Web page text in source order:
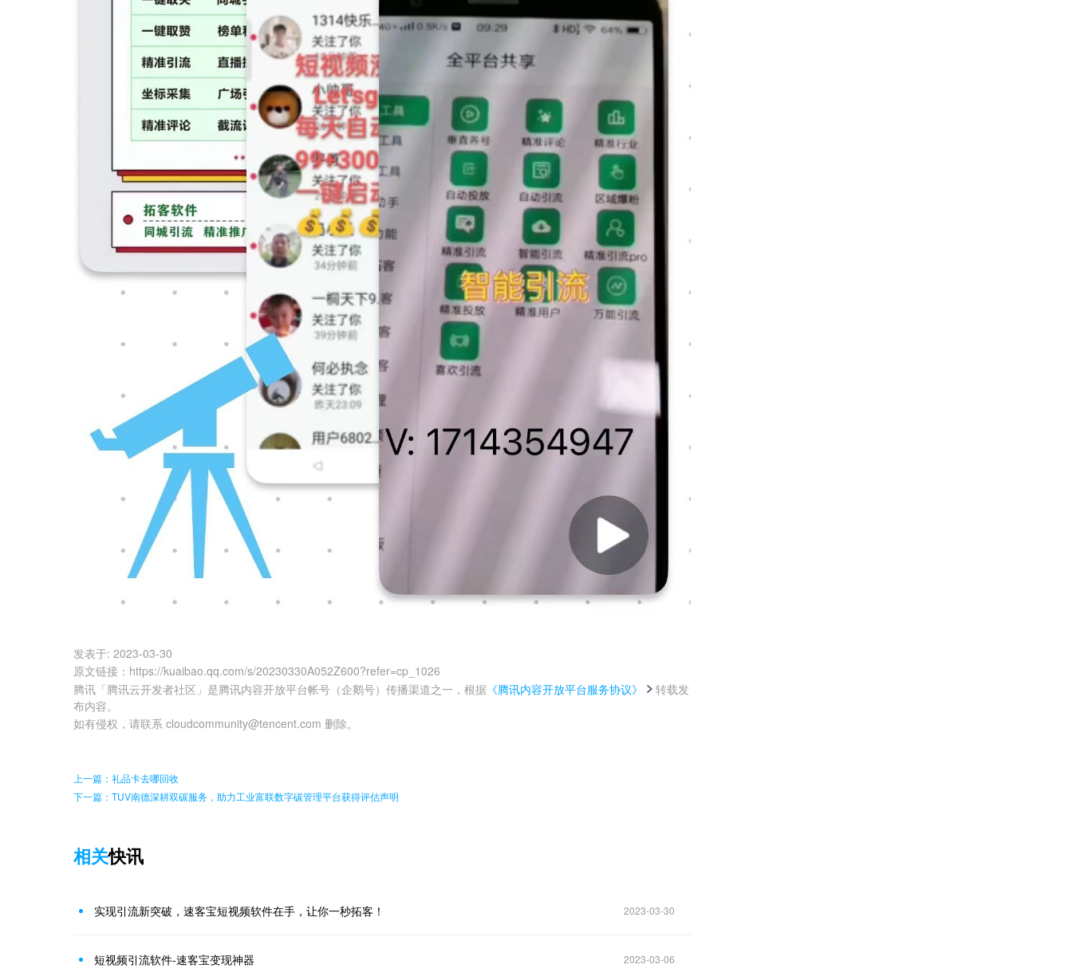
发表于: 2023-03-30
原文链接 ： https://kuaibao.qq.com/s/20230330A052Z600?refer=cp_1026
腾讯「腾讯云开发者社区」是腾讯内容开放平台帐号（企鹅号）传播渠道之一，根据 《腾讯内容开放平台服务协议》
转载发
布内容。
如有侵权，请联系 cloudcommunity@tencent.com 删除。
上一篇：礼品卡去哪回收
下一篇：TUV南德深耕双碳服务，助力工业富联数字碳管理平台获得评估声明
相关快讯
实现引流新突破，速客宝短视频软件在手，让你一秒拓客！ 2023-03-30
短视频引流软件-速客宝变现神器 2023-03-06